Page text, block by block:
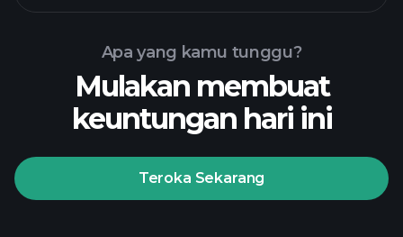
Playtrade
Apa yang kamu tunggu?
Mulakan membuat
keuntungan hari ini
Teroka Sekarang